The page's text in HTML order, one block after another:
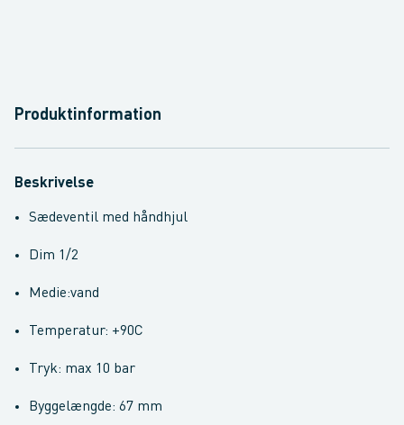
Produktinformation
Beskrivelse
Sædeventil med håndhjul
Dim 1/2
Medie:vand
Temperatur: +90C
Tryk: max 10 bar
Byggelængde: 67 mm